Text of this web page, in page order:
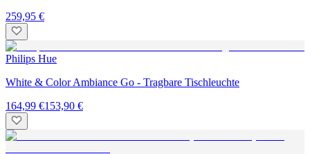
259,95 €
Philips Hue
White & Color Ambiance Go - Tragbare Tischleuchte
164,99 €153,90 €